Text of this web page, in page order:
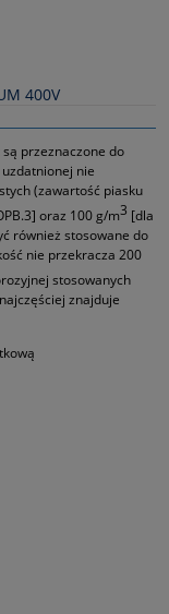
400V
są przeznaczone do
nie
(zawartość piasku
oraz 100 g/m3 [dla
również stosowane do
nie przekracza 200
stosowanych
znajduje